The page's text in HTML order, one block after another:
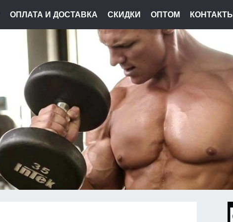
ОПЛАТА И ДОСТАВКА СКИДКИ ОПТОМ КОНТАКТЫ